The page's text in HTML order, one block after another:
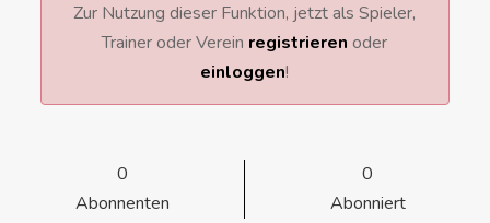
Zur Nutzung dieser Funktion, jetzt als Spieler,
Trainer oder Verein registrieren oder
einloggen!
0
Abonnenten
0
Abonniert